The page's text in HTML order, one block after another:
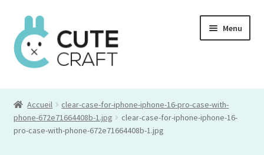
Aller
à
la
navigation
Aller
au
contenu
Menu
Commande
Accueil
clear-case-for-iphone-iphone-16-pro-case-with-
phone-672e71664408b-1.jpg
clear-case-for-iphone-iphone-16-
pro-case-with-phone-672e71664408b-1.jpg